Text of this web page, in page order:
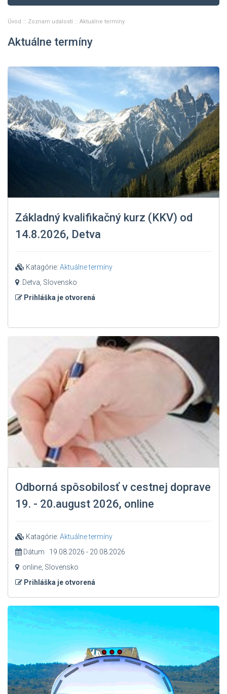
Úvod Zoznam udalostí Aktuálne termíny
Aktuálne termíny
Základný kvalifikačný kurz (KKV) od
14.8.2026, Detva
Katagórie: Aktuálne termíny
: Detva, Slovensko
Prihláška je otvorená
Odborná spôsobilosť v cestnej doprave
19. - 20.august 2026, online
Katagórie: Aktuálne termíny
Dátum 19.08.2026 - 20.08.2026
: online, Slovensko
Prihláška je otvorená